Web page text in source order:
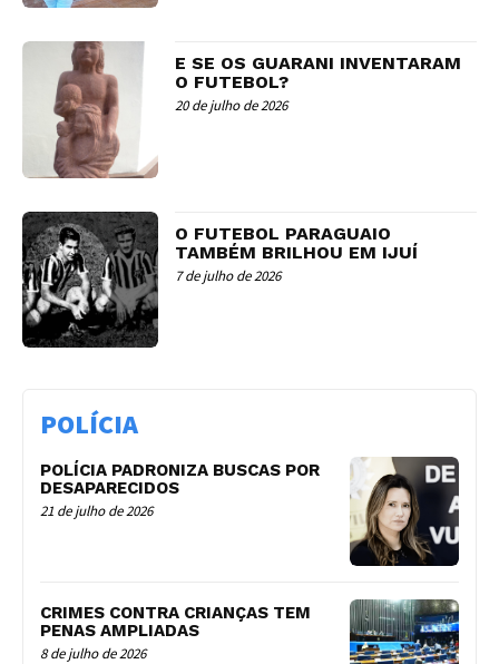
E SE OS GUARANI INVENTARAM
O FUTEBOL?
20 de julho de 2026
O FUTEBOL PARAGUAIO
TAMBÉM BRILHOU EM IJUÍ
7 de julho de 2026
POLÍCIA
POLÍCIA PADRONIZA BUSCAS POR
DESAPARECIDOS
21 de julho de 2026
CRIMES CONTRA CRIANÇAS TEM
PENAS AMPLIADAS
8 de julho de 2026